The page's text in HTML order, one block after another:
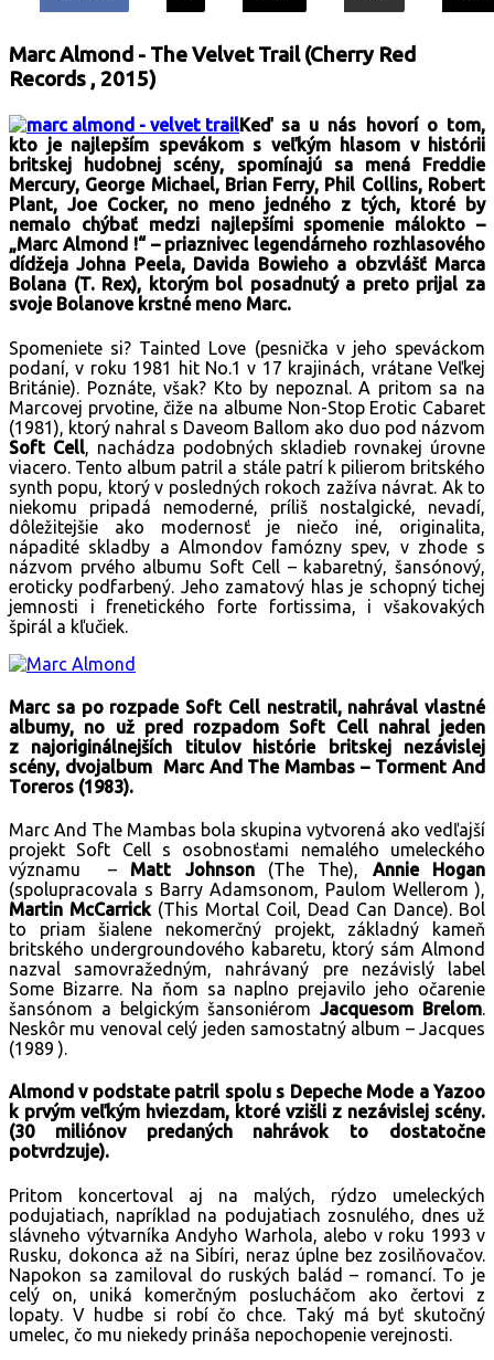
Marc Almond - The Velvet Trail (Cherry Red
Records , 2015)
Keď sa u nás hovorí o tom,
kto je najlepším spevákom s veľkým hlasom v histórii
britskej hudobnej scény, spomínajú sa mená Freddie
Mercury, George Michael, Brian Ferry, Phil Collins, Robert
Plant, Joe Cocker, no meno jedného z tých, ktoré by
nemalo chýbať medzi najlepšími spomenie málokto –
„Marc Almond !“ – priaznivec legendárneho rozhlasového
dídžeja Johna Peela, Davida Bowieho a obzvlášť Marca
Bolana (T. Rex), ktorým bol posadnutý a preto prijal za
svoje Bolanove krstné meno Marc.
Spomeniete si? Tainted Love (pesnička v jeho speváckom
podaní, v roku 1981 hit No.1 v 17 krajinách, vrátane Veľkej
Británie). Poznáte, však? Kto by nepoznal. A pritom sa na
Marcovej prvotine, čiže na albume Non-Stop Erotic Cabaret
(1981), ktorý nahral s Daveom Ballom ako duo pod názvom
Soft Cell, nachádza podobných skladieb rovnakej úrovne
viacero. Tento album patril a stále patrí k pilierom britského
synth popu, ktorý v posledných rokoch zažíva návrat. Ak to
niekomu pripadá nemoderné, príliš nostalgické, nevadí,
dôležitejšie ako modernosť je niečo iné, originalita,
nápadité skladby a Almondov famózny spev, v zhode s
názvom prvého albumu Soft Cell – kabaretný, šansónový,
eroticky podfarbený. Jeho zamatový hlas je schopný tichej
jemnosti i frenetického forte fortissima, i všakovakých
špirál a kľučiek.
Marc sa po rozpade Soft Cell nestratil, nahrával vlastné
albumy, no už pred rozpadom Soft Cell nahral jeden
z najoriginálnejších titulov histórie britskej nezávislej
scény, dvojalbum Marc And The Mambas – Torment And
Toreros (1983).
Marc And The Mambas bola skupina vytvorená ako vedľajší
projekt Soft Cell s osobnosťami nemalého umeleckého
významu – Matt Johnson(The The), Annie Hogan
(spolupracovala s Barry Adamsonom, Paulom Wellerom ),
Martin McCarrick (This Mortal Coil, Dead Can Dance). Bol
to priam šialene nekomerčný projekt, základný kameň
britského undergroundového kabaretu, ktorý sám Almond
nazval samovražedným, nahrávaný pre nezávislý label
Some Bizarre. Na ňom sa naplno prejavilo jeho očarenie
šansónom a belgickým šansoniéromJacquesom Brelom.
Neskôr mu venoval celý jeden samostatný album – Jacques
(1989 ).
Almond v podstate patril spolu s Depeche Mode a Yazoo
k prvým veľkým hviezdam, ktoré vzišli z nezávislej scény.
(30 miliónov predaných nahrávok to dostatočne
potvrdzuje).
Pritom koncertoval aj na malých, rýdzo umeleckých
podujatiach, napríklad na podujatiach zosnulého, dnes už
slávneho výtvarníka Andyho Warhola, alebo v roku 1993 v
Rusku, dokonca až na Sibíri, neraz úplne bez zosilňovačov.
Napokon sa zamiloval do ruských balád – romancí. To je
celý on, uniká komerčným poslucháčom ako čertovi z
lopaty. V hudbe si robí čo chce. Taký má byť skutočný
umelec, čo mu niekedy prináša nepochopenie verejnosti.